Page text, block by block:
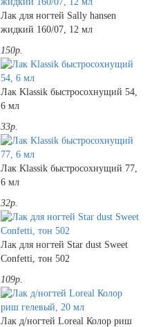
Лак для ногтей Sally hansen
жидкий 160/07, 12 мл
150р.
Лак Klassik быстросохнущий 54,
6 мл
33р.
Лак Klassik быстросохнущий 77,
6 мл
32р.
Лак для ногтей Star dust Sweet
Confetti, тон 502
109р.
Лак д/ногтей Loreal Колор риш